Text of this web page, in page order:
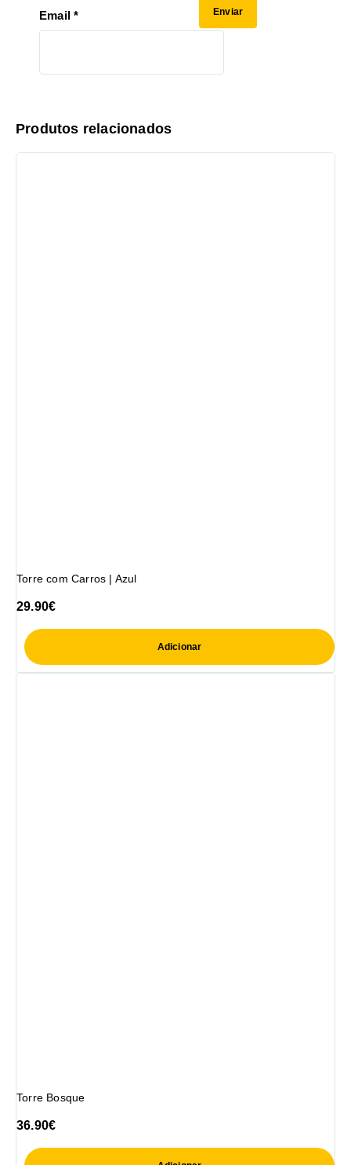
Email*
Produtos relacionados
Torre com Carros | Azul
29.90€
Adicionar
Torre Bosque
36.90€